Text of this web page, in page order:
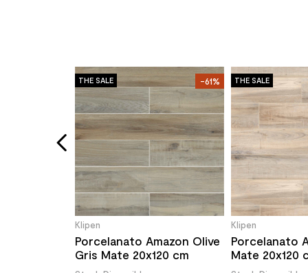
THE SALE -61%
Klipen
Porcelanato Amazon Olive
Gris Mate 20x120 cm
THE SALE
Klipen
Porcelanato
Mate 20x120